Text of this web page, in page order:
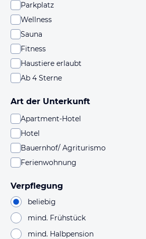
Parkplatz
Wellness
Sauna
Fitness
Haustiere erlaubt
Ab 4 Sterne
Art der Unterkunft
Apartment-Hotel
Hotel
Bauernhof/ Agriturismo
Ferienwohnung
Verpflegung
beliebig
mind. Frühstück
mind. Halbpension